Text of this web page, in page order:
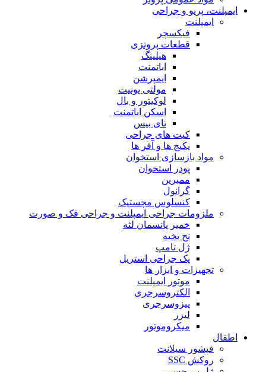
ایمپلنت، پریو و جراحی
ایمپلنت
فیکسچر
قطعات پروتزی
هیلینگ
اباتمنت
ایمپرشن
مولتی یونیت
لوکیتور و بال
اسکن اباتمنت
تای بیس
کیت های جراحی
پکیج ها و آفر ها
مواد بازسازی استخوان
پودر استخوان
ممبرین
گرانول
کنسلوس مچستیک
ملزومات جراحی ایمپلنت و جراحی فک و صورت
خمیر پانسمان لثه
نخ بخیه
ژل تامپ
پک جراحی استریل
تجهیزات و ابزار ها
موتور ایمپلنت
الکتروسرجری
پیزوسرجری
لیزر
میکروموتور
اطفال
فیشور سیلانت
روکش SSC